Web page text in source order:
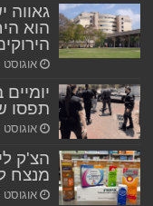
גאווה
הוא
אוגוסט 6, 2026
תפסו
אוגוסט 5, 2026
הצ'ק
מנצח
אוגוסט 5, 2026